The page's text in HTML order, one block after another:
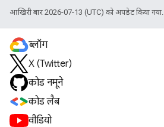
आखिरी बार 2026-07-13 (UTC) को अपडेट किया गया.
ब्लॉग
X (Twitter)
कोड नमूने
कोड लैब
वीडियो